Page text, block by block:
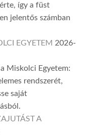
így a füst
jelentős számban
EGYETEM 2026-
Miskolci Egyetem:
rendszerét,
saját
A